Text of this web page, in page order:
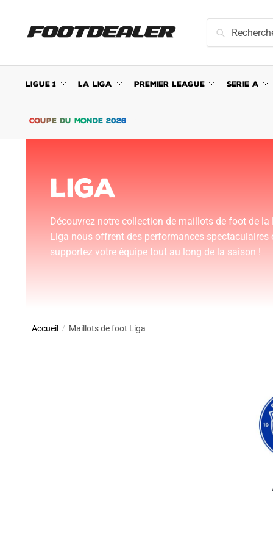
Recherche
LIGUE 1 LA LIGA PREMIER LEAGUE SERIE A
COUPE DU MONDE 2026
LIGA
Découvrez notre collection de maillots de foot de
Liga nous offrent des performances
supportez votre équipe tout au long de la saison !
Accueil / Maillots de foot Liga